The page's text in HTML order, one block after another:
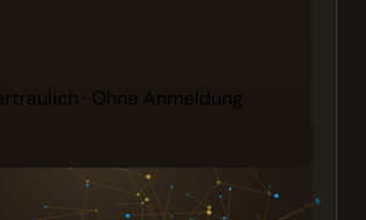
· Ohne Anmeldung